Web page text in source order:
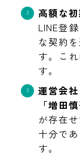
高額な
LINE登
な契約
す。こ
す。
運営会
「増田
が存在
十分で
す。